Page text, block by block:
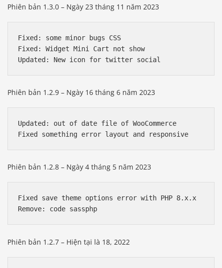
Phiên bản 1.3.0 – Ngày 23 tháng 11 năm 2023
Fixed: some minor bugs CSS
Fixed: Widget Mini Cart not show
Phiên bản 1.2.9 – Ngày 16 tháng 6 năm 2023
Updated: out of date file of WooCommerce
Phiên bản 1.2.8 – Ngày 4 tháng 5 năm 2023
Fixed save theme options error with PHP 8.x.x
Remove: code sassphp
Phiên bản 1.2.7 – Hiện tại là 18, 2022